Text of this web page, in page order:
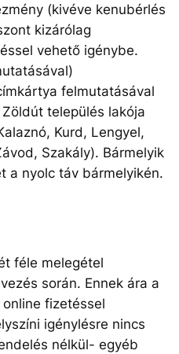
(kivéve kenubérlés
kizárólag
vehető igénybe.
felmutatásával
település lakója
Kurd, Lengyel,
Szakály). Bármelyik
a nyolc táv bármelyikén.
féle melegétel
során. Ennek ára a
fizetéssel
igénylésre nincs
nélkül- egyéb